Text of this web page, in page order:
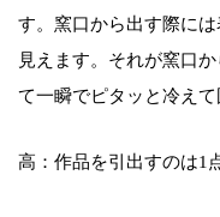
す。窯口から出す際に
見えます。それが窯口
て一瞬でピタッと冷えて
高：作品を引出すのは1